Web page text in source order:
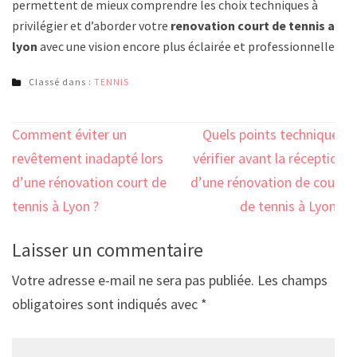
permettent de mieux comprendre les choix techniques à
privilégier et d’aborder votre renovation court de tennis a
lyon avec une vision encore plus éclairée et professionnelle.
Classé dans : TENNIS
Navigation
de
l’article
Comment éviter un
revêtement inadapté lors
d’une rénovation court de
tennis à Lyon ?
Quels points techniques
vérifier avant la réception
d’une rénovation de court
de tennis à Lyon ?
Laisser un commentaire
Votre adresse e-mail ne sera pas publiée. Les champs
obligatoires sont indiqués avec *